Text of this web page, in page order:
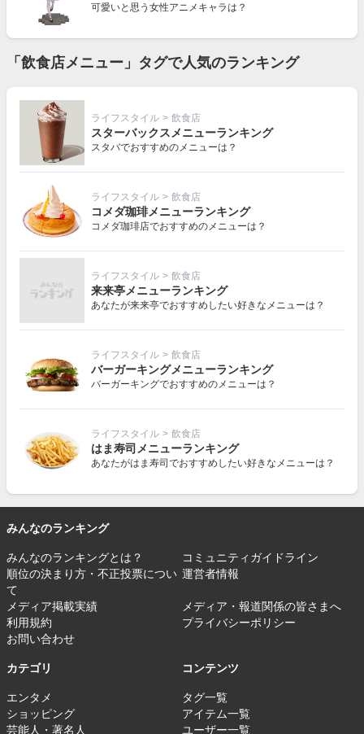
可愛いと思う女性アニメキャラは？
「飲食店メニュー」タグで人気のランキング
ライフスタイル > 飲食店
スターバックスメニューランキング
スタバでおすすめのメニューは？
ライフスタイル > 飲食店
コメダ珈琲メニューランキング
コメダ珈琲店でおすすめのメニューは？
ライフスタイル > 飲食店
来来亭メニューランキング
あなたが来来亭でおすすめしたい好きなメニューは？
ライフスタイル > 飲食店
バーガーキングメニューランキング
バーガーキングでおすすめのメニューは？
ライフスタイル > 飲食店
はま寿司メニューランキング
あなたがはま寿司でおすすめしたい好きなメニューは？
みんなのランキング
みんなのランキングとは？
コミュニティガイドライン
順位の決まり方・不正投票につい
て
運営者情報
メディア掲載実績
メディア・報道関係の皆さまへ
利用規約
プライバシーポリシー
お問い合わせ
カテゴリ
エンタメ
ショッピング
芸能人・著名人
コンテンツ
タグ一覧
アイテム一覧
ユーザー一覧